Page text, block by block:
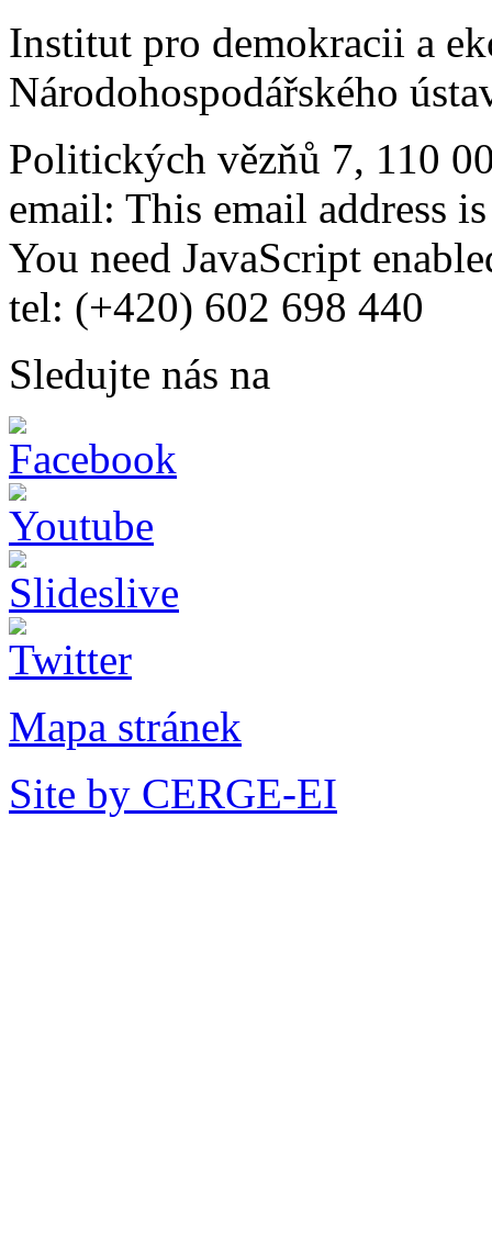
Institut pro demokracii a
Národohospodářského
Politických vězňů 7, 110
email: This email address
You need JavaScript
tel: (+420) 602 698 440
Sledujte nás na
Mapa stránek
Site by CERGE-EI